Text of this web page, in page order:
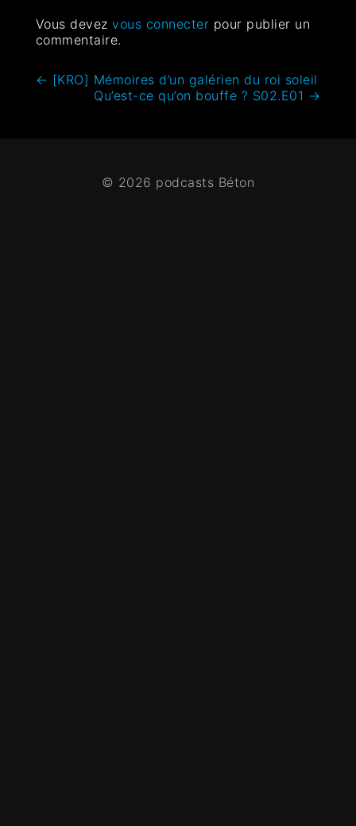
Vous devezvous connecter pour publier un
commentaire.
← [KRO] Mémoires d’un galérien du roi soleil
Qu’est-ce qu’on bouffe ? S02.E01 →
© 2026 podcasts Béton